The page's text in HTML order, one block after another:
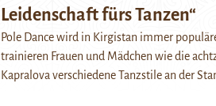
Leidenschaft fürs Tanzen“
Pole Dance wird in Kirgistan immer
trainieren Frauen und Mädchen wie die
Kapralova verschiedene Tanzstile an der